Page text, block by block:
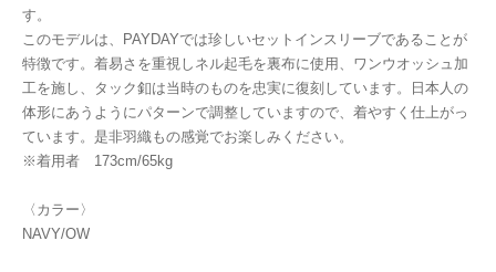
す。
このモデルは、PAYDAYでは珍しいセットインスリーブであることが
特徴です。着易さを重視しネル起毛を裏布に使用、ワンウオッシュ加
工を施し、タック釦は当時のものを忠実に復刻しています。日本人の
体形にあうようにパターンで調整していますので、着やすく仕上がっ
ています。是非羽織もの感覚でお楽しみください。
※着用者 173cm/65kg
〈カラー〉
NAVY/OW